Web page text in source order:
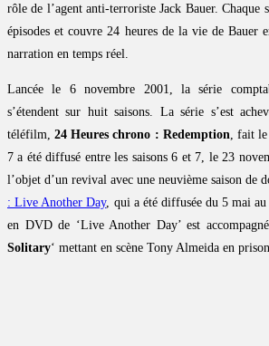
rôle de l’agent anti-terroriste Jack Bauer. Chaque
épisodes et couvre 24 heures de la vie de Bauer
narration en temps réel.
Lancée le 6 novembre 2001, la série
s’étendent sur huit saisons. La série s’est
téléfilm,24 Heures chrono : Redemption , fait
7 a été diffusé entre les saisons 6 et 7, le 23
l’objet d’un revival avec une neuvième saison de
: Live Another Day, qui a été diffusée du 5 mai
en DVD de ‘Live Another Day’ est
Solitary‘ mettant en scène Tony Almeida en prison.